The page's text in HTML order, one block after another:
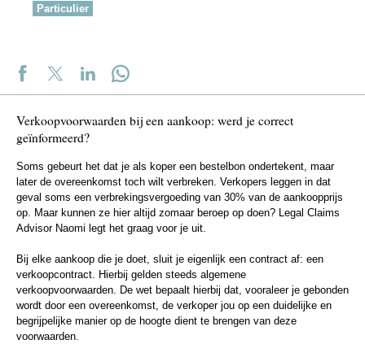
Particulier
Verkoopvoorwaarden bij een aankoop: werd je correct
geïnformeerd?
Soms gebeurt het dat je als koper een bestelbon ondertekent, maar
later de overeenkomst toch wilt verbreken. Verkopers leggen in dat
geval soms een verbrekingsvergoeding van 30% van de aankoopprijs
op. Maar kunnen ze hier altijd zomaar beroep op doen? Legal Claims
Advisor Naomi legt het graag voor je uit.
Bij elke aankoop die je doet, sluit je eigenlijk een contract af: een
verkoopcontract. Hierbij gelden steeds algemene
verkoopvoorwaarden. De wet bepaalt hierbij dat, vooraleer je gebonden
wordt door een overeenkomst, de verkoper jou op een duidelijke en
begrijpelijke manier op de hoogte dient te brengen van deze
voorwaarden.